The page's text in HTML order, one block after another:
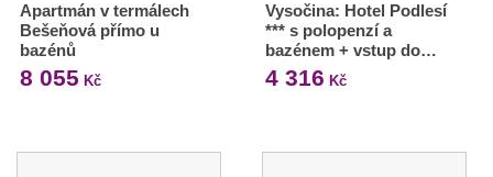
Apartmán v termálech
Bešeňová přímo u
bazénů
8 055 Kč
Vysočina: Hotel Podlesí
*** s polopenzí a
bazénem + vstup do…
4 316 Kč